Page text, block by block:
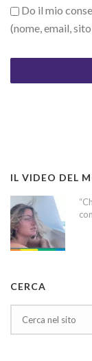
Do il mio
(nome, email,
IL VIDEO DEL
CERCA